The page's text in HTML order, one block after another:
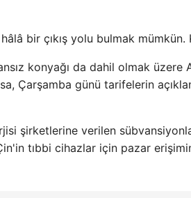
bir çıkış yolu bulmak
konyağı da dahil olmak
Çarşamba günü tarifelerin
şirketlerine verilen
tıbbi cihazlar için pazar